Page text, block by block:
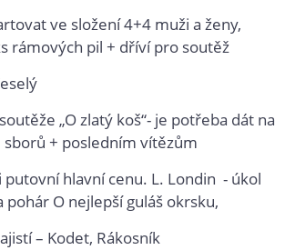
ve složení 4+4 muži a ženy,
rámových pil + dříví pro soutěž
„O zlatý koš“- je potřeba dát na
+ posledním vítězům
hlavní cenu. L. Londin - úkol
O nejlepší guláš okrsku,
– Kodet, Rákosník